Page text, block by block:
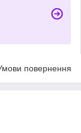
повернення